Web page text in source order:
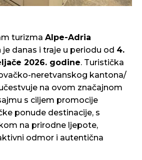
turizma Alpe-Adria
je danas i traje u periodu od 4.
2026. godine. Turistička
neretvanskog kantona/
na ovom značajnom
s ciljem promocije
ponude destinacije, s
na prirodne ljepote,
odmor i autentična